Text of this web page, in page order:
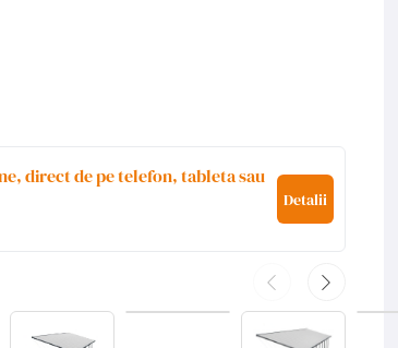
direct de pe telefon, tableta sau
Detalii